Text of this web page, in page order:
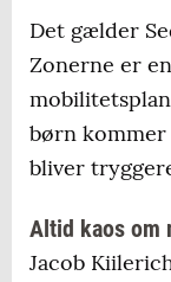
Det gælder
Zonerne er
børn kommer
bliver
Altid kaos om
Jacob